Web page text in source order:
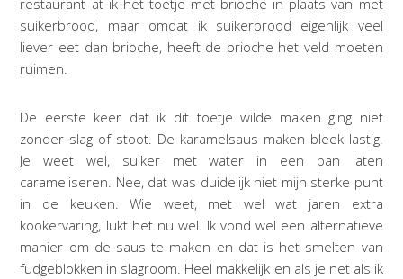
restaurant at ik het toetje met brioche in plaats van met
suikerbrood, maar omdat ik suikerbrood eigenlijk veel
liever eet dan brioche, heeft de brioche het veld moeten
ruimen.
De eerste keer dat ik dit toetje wilde maken ging niet
zonder slag of stoot. De karamelsaus maken bleek lastig.
Je weet wel, suiker met water in een pan laten
carameliseren. Nee, dat was duidelijk niet mijn sterke punt
in de keuken. Wie weet, met wel wat jaren extra
kookervaring, lukt het nu wel. Ik vond wel een alternatieve
manier om de saus te maken en dat is het smelten van
fudgeblokken in slagroom. Heel makkelijk en als je net als ik